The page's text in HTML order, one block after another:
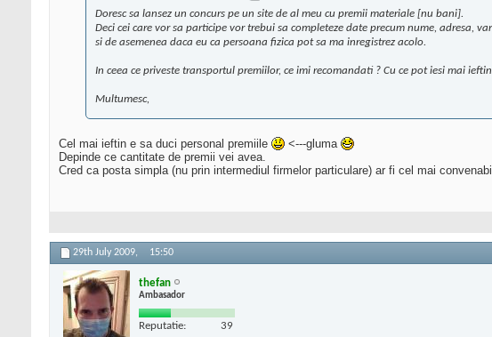
Doresc sa lansez un concurs pe un site de al meu cu premii materiale [nu bani].
Deci cei care vor sa participe vor trebui sa completeze date precum nume, adresa,
si de asemenea daca eu ca persoana fizica pot sa ma inregistrez acolo.
In ceea ce priveste transportul premiilor, ce imi recomandati ? Cu ce pot iesi mai
Multumesc,
Cel mai ieftin e sa duci personal premiile
<---gluma
Depinde ce cantitate de premii vei avea.
Cred ca posta simpla (nu prin intermediul firmelor particulare) ar fi cel mai
29th July 2009, 15:50
thefan
Ambasador
Reputatie: 39